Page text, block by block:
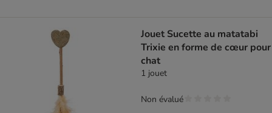
Jouet Sucette au matatabi
Trixie en forme de cœur pour
chat
1 jouet
Non évalué